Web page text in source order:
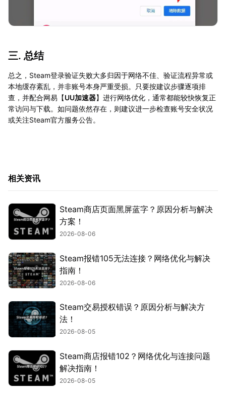
三. 总结
总之，Steam登录验证失败大多归因于网络不佳、验证流程异常或
本地缓存紊乱，并非账号本身严重受损。只要按建议步骤逐项排
查，并配合网易【UU加速器】进行网络优化，通常都能较快恢复正
常访问与下载。如问题依然存在，则建议进一步检查账号安全状况
或关注Steam官方服务公告。
相关资讯
Steam商店页面黑屏蓝字？原因分析与解决
方案！
2026-08-06
Steam报错105无法连接？网络优化与解决
指南！
2026-08-06
Steam交易授权错误？原因分析与解决方
法！
2026-08-05
Steam商店报错102？网络优化与连接问题
解决指南！
2026-08-05